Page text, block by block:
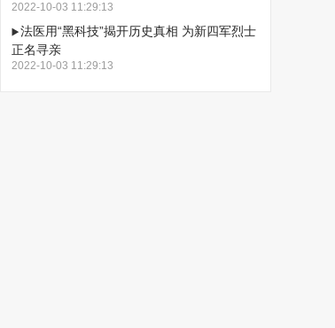
2022-10-03 11:29:13
法医用“黑科技”揭开历史真相 为新四军烈士
正名寻亲
2022-10-03 11:29:13